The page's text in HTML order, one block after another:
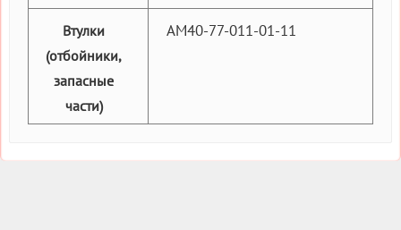
Втулки
(отбойники,
запасные
части)
AM40-77-011-01-11